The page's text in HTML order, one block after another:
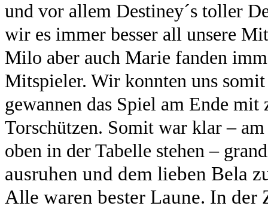
und vor allem Destiney´s toller
wir es immer besser all unsere
Milo aber auch Marie fanden
Mitspieler. Wir konnten uns
gewannen das Spiel am Ende
Torschützen. Somit war klar –
oben in der Tabelle stehen –
ausruhen und dem lieben Bela
Alle waren bester Laune. In der